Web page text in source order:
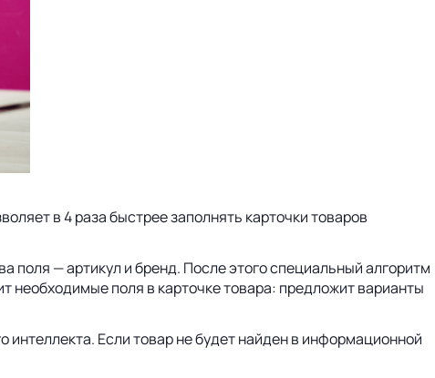
в 4 раза быстрее заполнять карточки товаров
— артикул и бренд. После этого специальный алгоритм
необходимые поля в карточке товара: предложит варианты
Если товар не будет найден в информационной